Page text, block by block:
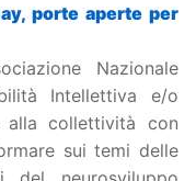
porte aperte per
Nazionale
Intellettiva e/o
alla collettività con
sui temi delle